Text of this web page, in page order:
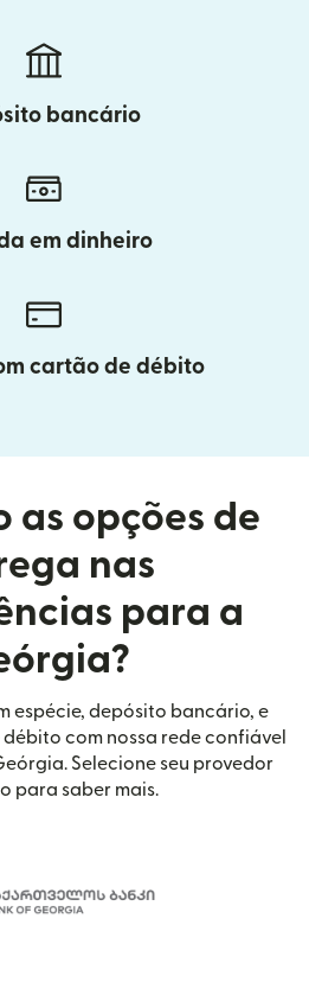
bancário
em dinheiro
cartão de débito
as opções de
nas
para a
espécie, depósito bancário, e
com nossa rede confiável
Selecione seu provedor
para saber mais.